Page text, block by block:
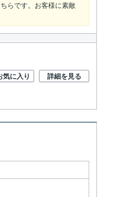
らです。お客様に素敵
気に入り 詳細を見る